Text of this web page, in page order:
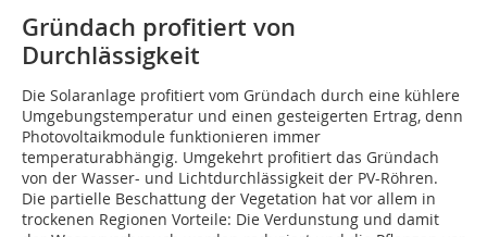
Gründach profitiert von
Durchlässigkeit
Die Solaranlage profitiert vom Gründach durch eine kühlere
Umgebungstemperatur und einen gesteigerten Ertrag, denn
Photovoltaikmodule funktionieren immer
temperaturabhängig. Umgekehrt profitiert das Gründach
von der Wasser- und Lichtdurchlässigkeit der PV-Röhren.
Die partielle Beschattung der Vegetation hat vor allem in
trockenen Regionen Vorteile: Die Verdunstung und damit